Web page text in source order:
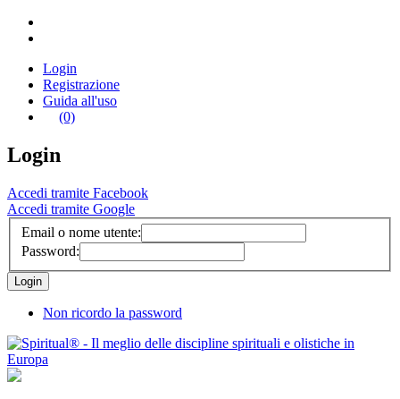
Login
Registrazione
Guida all'uso
(0)
Login
Accedi tramite Facebook
Accedi tramite Google
Email o nome utente:
Password:
Non ricordo la password